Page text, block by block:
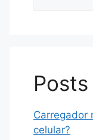
Carregador
celular?